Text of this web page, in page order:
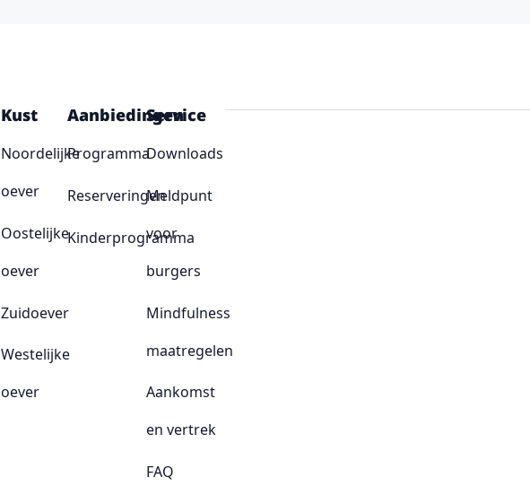
Kust
Noordelijke
oever
Oostelijke
oever
Zuidoever
Westelijke
oever
Aanbiedingen
Programma
Reserveringen
Kinderprogramma
Service
Downloads
Meldpunt
voor
burgers
Mindfulness
maatregelen
Aankomst
en vertrek
FAQ